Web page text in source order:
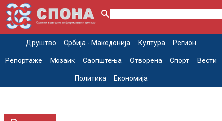
Друштво Србија - Македонија Култура Регион
Репортаже Мозаик Саопштења Отворена Спорт Вести
Политика Економија